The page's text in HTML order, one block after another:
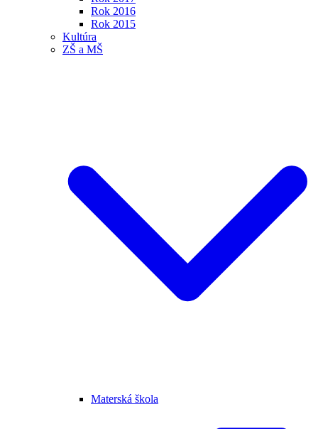
Rok 2016
Rok 2015
Kultúra
ZŠ a MŠ
Materská škola